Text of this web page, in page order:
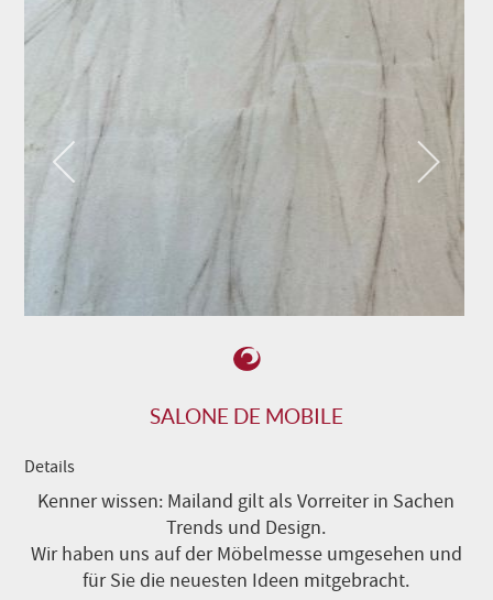
SALONE DE MOBILE
Details
Kenner wissen: Mailand gilt als Vorreiter in Sachen
Trends und Design.
Wir haben uns auf der Möbelmesse umgesehen und
für Sie die neuesten Ideen mitgebracht.